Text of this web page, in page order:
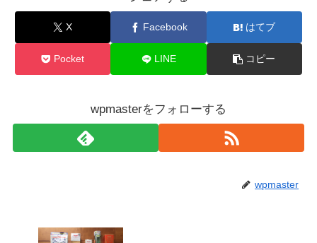
X Facebook はてブ
Pocket LINE コピー
wpmasterをフォローする
wpmaster